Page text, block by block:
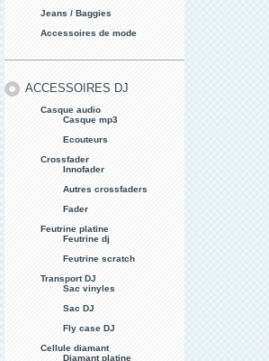
Jeans / Baggies
Accessoires de mode
ACCESSOIRES DJ
Casque audio
Casque mp3
Ecouteurs
Crossfader
Innofader
Autres crossfaders
Fader
Feutrine platine
Feutrine dj
Feutrine scratch
Transport DJ
Sac vinyles
Sac DJ
Fly case DJ
Cellule diamant
Diamant platine